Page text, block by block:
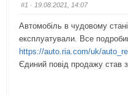
#1 · 19.08.2021, 14:07
Автомобіль в чудовому
експлуатували. Все
https://auto.ria.com/uk/
Єдиний повід продажу став